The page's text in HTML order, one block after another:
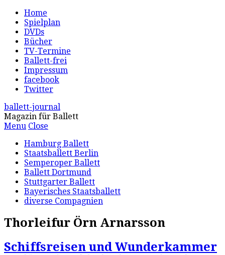
Home
Spielplan
DVDs
Bücher
TV-Termine
Ballett-frei
Impressum
facebook
Twitter
ballett-journal
Magazin für Ballett
Menu Close
Hamburg Ballett
Staatsballett Berlin
Semperoper Ballett
Ballett Dortmund
Stuttgarter Ballett
Bayerisches Staatsballett
diverse Compagnien
Thorleifur Örn Arnarsson
Schiffsreisen und Wunderkammer